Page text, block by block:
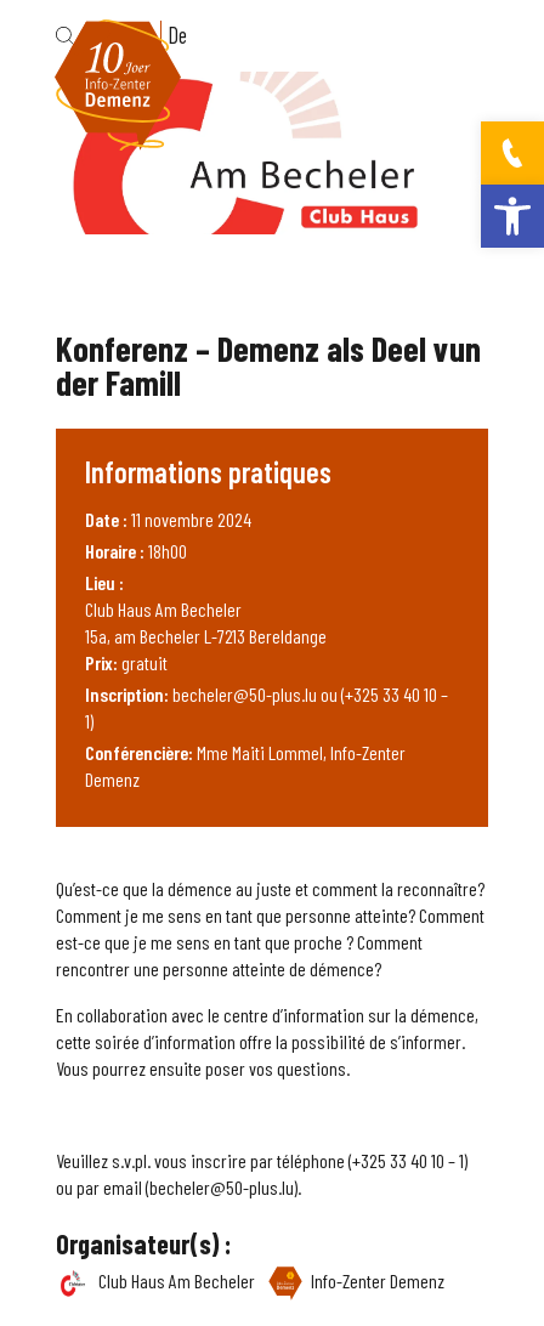
Ouvrir la
Fr De
Qu’est-ce que la démence au juste et comment la reconnaître?
Comment je me sens en tant que personne atteinte? Comment
est-ce que je me sens en tant que proche ? Comment
rencontrer une personne atteinte de démence?
En collaboration avec le centre d’information sur la démence,
cette soirée d’information offre la possibilité de s’informer.
Vous pourrez ensuite poser vos questions.
Veuillez s.v.pl. vous inscrire par téléphone (+325 33 40 10 – 1)
ou par email (becheler@50-plus.lu).
Organisateur(s) :
Club Haus Am Becheler Info-Zenter Demenz
Konferenz – Demenz als Deel vun
der Famill
Informations pratiques
Date : 11 novembre 2024
Horaire : 18h00
Lieu :
Club Haus Am Becheler
15a, am Becheler L-7213 Bereldange
Prix:gratuit
Inscription: becheler@50-plus.lu ou (+325 33 40 10 –
1)
Conférencière:Mme Maiti Lommel, Info-Zenter
Demenz